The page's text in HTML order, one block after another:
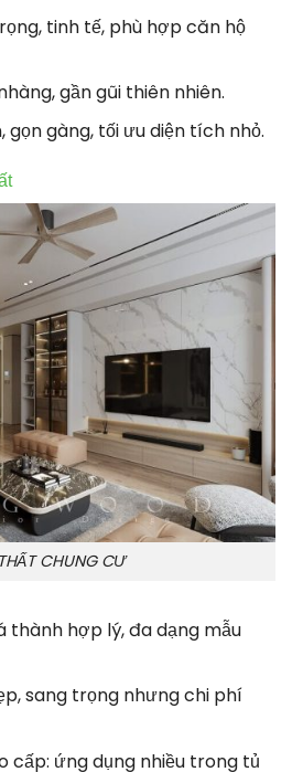
tinh tế, phù hợp căn hộ
gần gũi thiên nhiên.
gọn gàng, tối ưu diện tích nhỏ.
CHUNG CƯ
thành hợp lý, đa dạng mẫu
sang trọng nhưng chi phí
cấp: ứng dụng nhiều trong tủ